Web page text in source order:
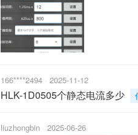
166****2494 2025-11-12
HLK-1D0505个静态电流多少
liuzhongbin 2025-06-26